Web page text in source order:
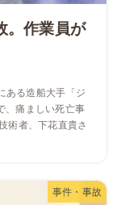
。作業員が
ある造船大手「ジ
、痛ましい死亡事
術者、下花直貴さ
事件・事故